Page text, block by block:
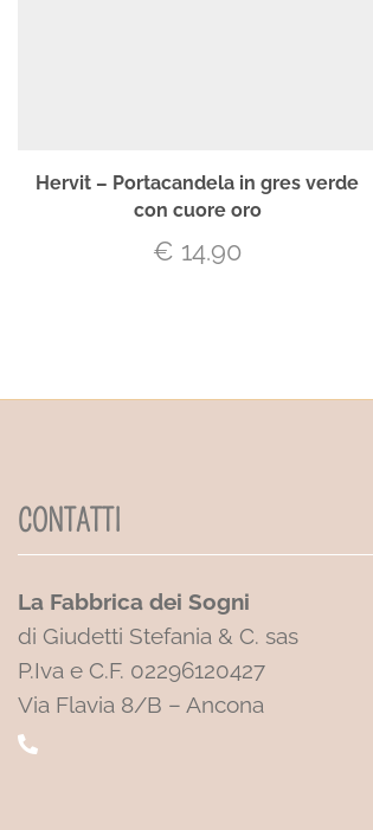
Hervit – Portacandela in gres verde
con cuore oro
€ 14.90
CONTATTI
La Fabbrica dei Sogni
di Giudetti Stefania & C. sas
P.Iva e C.F. 02296120427
Via Flavia 8/B – Ancona